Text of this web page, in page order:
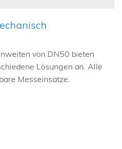
von DN50 bieten
Lösungen an. Alle
Messeinsätze.